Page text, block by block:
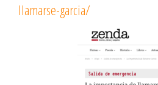
llamarse-garcia/